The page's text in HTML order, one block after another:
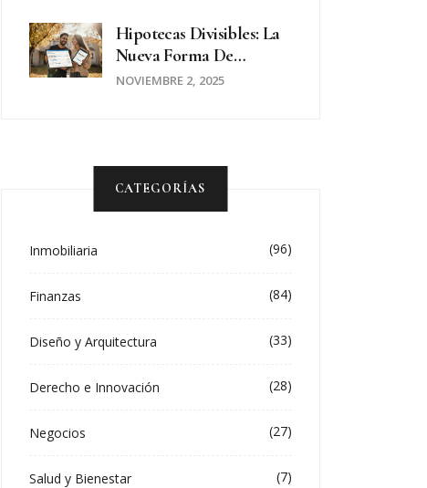
Firmar
Hipotecas Divisibles: La
Nueva Forma De
Comprar Casa En
NOVIEMBRE 2, 2025
CATEGORÍAS
Inmobiliaria (96)
Finanzas (84)
Diseño y Arquitectura (33)
Derecho e Innovación (28)
Negocios (27)
Salud y Bienestar (7)